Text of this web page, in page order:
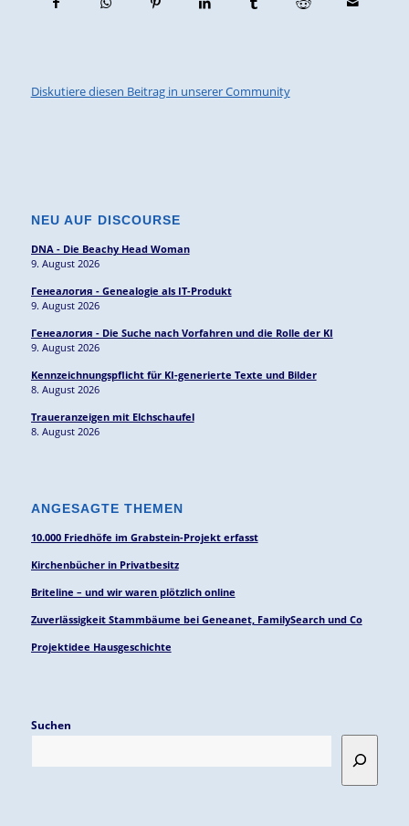
Diskutiere diesen Beitrag in unserer Community
NEU AUF DISCOURSE
DNA - Die Beachy Head Woman
9. August 2026
Генеалогия - Genealogie als IT-Produkt
9. August 2026
Генеалогия - Die Suche nach Vorfahren und die Rolle der KI
9. August 2026
Kennzeichnungspflicht für KI-generierte Texte und Bilder
8. August 2026
Traueranzeigen mit Elchschaufel
8. August 2026
ANGESAGTE THEMEN
10.000 Friedhöfe im Grabstein-Projekt erfasst
Kirchenbücher in Privatbesitz
Briteline – und wir waren plötzlich online
Zuverlässigkeit Stammbäume bei Geneanet, FamilySearch und Co
Projektidee Hausgeschichte
Suchen